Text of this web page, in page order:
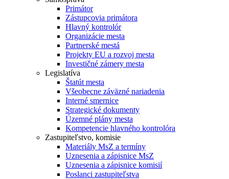
Primátor
Zástupcovia primátora
Hlavný kontrolór
Organizácie mesta
Partnerské mestá
Projekty EU a rozvoj mesta
Investičné zámery mesta
Legislatíva
Štatút mesta
Všeobecne záväzné nariadenia
Interné smernice
Strategické dokumenty
Územné plány mesta
Kompetencie hlavného kontrolóra
Zastupiteľstvo, komisie
Materiály MsZ a termíny
Uznesenia a zápisnice MsZ
Uznesenia a zápisnice komisií
Poslanci zastupiteľstva